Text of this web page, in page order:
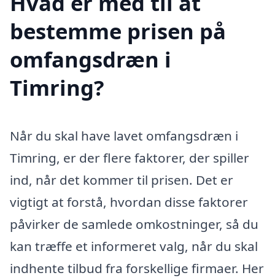
bestemme prisen på
omfangsdræn i
Timring?
Når du skal have lavet omfangsdræn i
Timring, er der flere faktorer, der spiller
ind, når det kommer til prisen. Det er
vigtigt at forstå, hvordan disse faktorer
påvirker de samlede omkostninger, så du
kan træffe et informeret valg, når du skal
indhente tilbud fra forskellige firmaer. Her